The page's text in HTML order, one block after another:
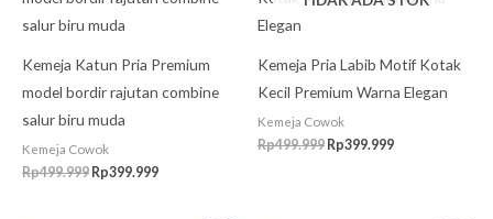
Kemeja Katun Pria Premium
model bordir rajutan combine
salur biru muda
Kemeja Cowok
Rp499.999 Rp399.999
Kemeja Pria Labib Motif Kotak
Kecil Premium Warna Elegan
Kemeja Cowok
Rp499.999 Rp399.999